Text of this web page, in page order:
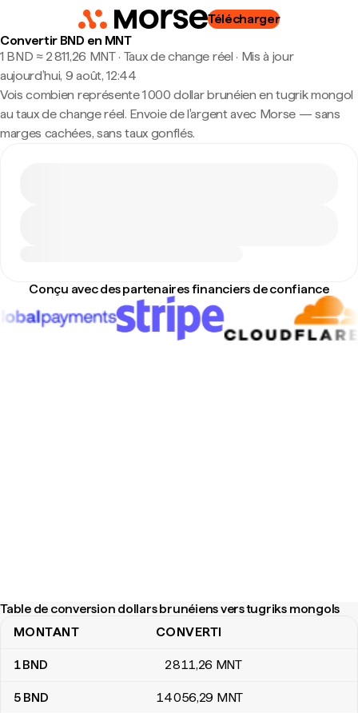
Télécharger
Convertir BND en MNT
1 BND ≈ 2 811,26 MNT · Taux de change réel · Mis à jour
aujourd’hui, 9 août, 12:44
Vois combien représente 1 000 dollar brunéien en tugrik mongol
au taux de change réel. Envoie de l'argent avec Morse — sans
marges cachées, sans taux gonflés.
Conçu avec des partenaires financiers de confiance
Table de conversion dollars brunéiens vers tugriks mongols
Table de conversion dollars brunéiens vers tugriks mongols
MONTANT CONVERTI
1BND 2 811,26 MNT
5 BND 14 056,29 MNT